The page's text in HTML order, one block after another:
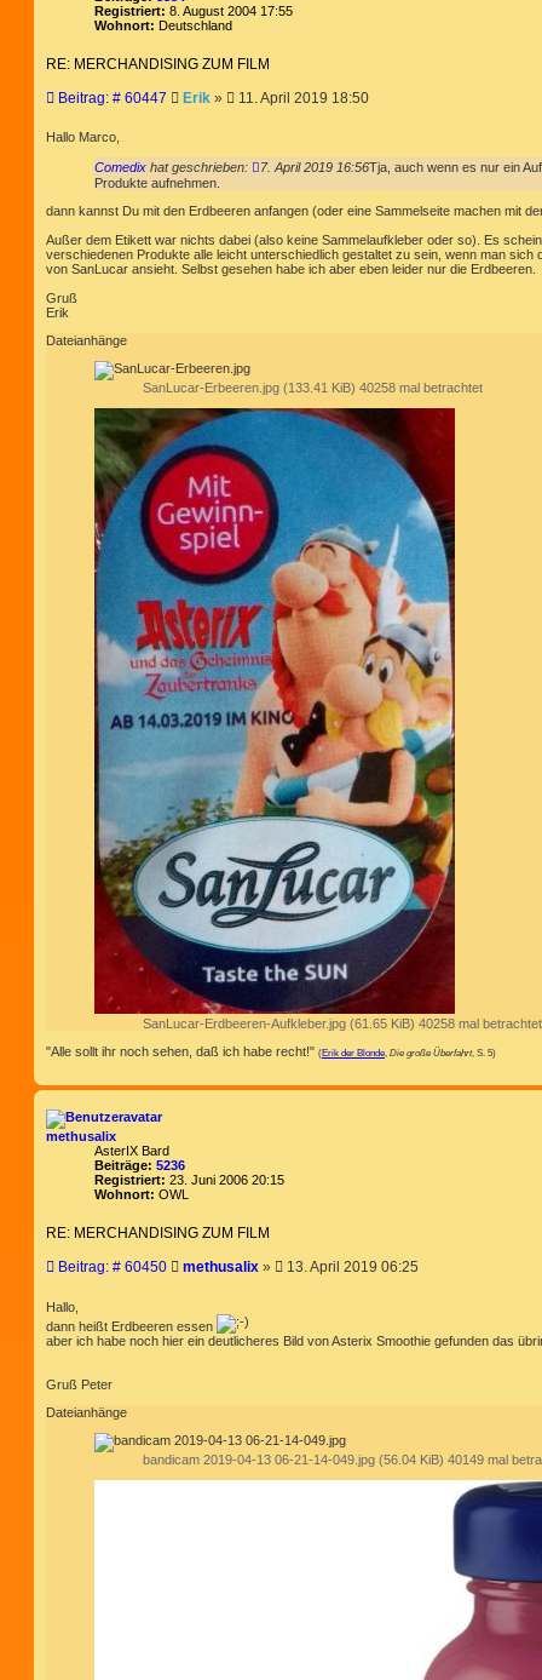
Registriert: 8. August 2004 17:55
Wohnort: Deutschland
RE: MERCHANDISING ZUM FILM
Beitrag: # 60447 B
r
a
g
Erik » 11. April 2019 18:50
Hallo Marco,
Comedix hat geschrieben: 7. April 2019 16:56Tja, auch wenn es nur ein
Produkte aufnehmen.
dann kannst Du mit den Erdbeeren anfangen (oder eine Sammelseite machen mit
Außer dem Etikett war nichts dabei (also keine Sammelaufkleber oder so). Es
verschiedenen Produkte alle leicht unterschiedlich gestaltet zu sein, wenn man sich
von SanLucar ansieht. Selbst gesehen habe ich aber eben leider nur die Erdbeeren.
Gruß
Erik
Dateianhänge
SanLucar-Erbeeren.jpg (133.41 KiB) 40258 mal betrachtet
SanLucar-Erdbeeren-Aufkleber.jpg (61.65 KiB) 40258 mal betrachtet
"Alle sollt ihr noch sehen, daß ich habe recht!" (Erik der Blonde, Die große Überfahrt, S. 5)
methusalix
AsterIX Bard
Beiträge: 5236
Registriert: 23. Juni 2006 20:15
Wohnort: OWL
RE: MERCHANDISING ZUM FILM
Beitrag: # 60450B
t
r
methusalix » 13. April 2019 06:25
Hallo,
dann heißt Erdbeeren essen
aber ich habe noch hier ein deutlicheres Bild von Asterix Smoothie gefunden das
Gruß Peter
Dateianhänge
bandicam 2019-04-13 06-21-14-049.jpg (56.04 KiB) 40149 mal